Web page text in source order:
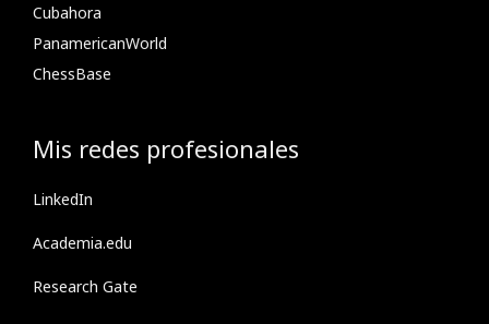
Cubahora
PanamericanWorld
ChessBase
Mis redes profesionales
LinkedIn
Academia.edu
Research Gate